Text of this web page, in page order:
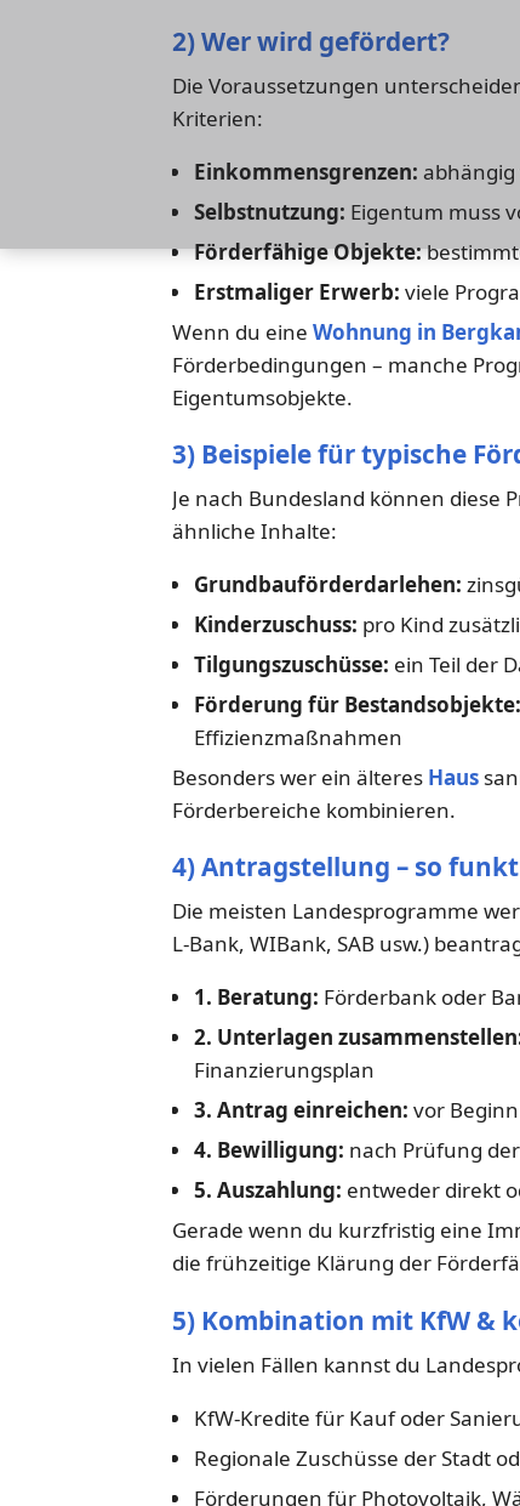
2) Wer wird gefördert?
Die Voraussetzungen
Kriterien:
Einkommensgrenzen: abhängig
Selbstnutzung: Eigentum muss
Förderfähige Objekte:
Erstmaliger Erwerb: viele
Wenn du eine Wohnung in
Förderbedingungen – manche
Eigentumsobjekte.
3) Beispiele für typische
Je nach Bundesland können
ähnliche Inhalte:
Grundbauförderdarlehen:
Kinderzuschuss: pro Kind
Tilgungszuschüsse: ein Teil der
Förderung für Bestandsobjekte:
Effizienzmaßnahmen
Besonders wer ein älteres Haus
Förderbereiche kombinieren.
4) Antragstellung – so
Die meisten Landesprogramme
L-Bank, WIBank, SAB usw.)
1. Beratung: Förderbank oder
2. Unterlagen
Finanzierungsplan
3. Antrag einreichen: vor
4. Bewilligung: nach Prüfung
5. Auszahlung: entweder direkt
Gerade wenn du kurzfristig eine
die frühzeitige Klärung der
5) Kombination mit KfW &
In vielen Fällen kannst du
KfW-Kredite für Kauf oder
Regionale Zuschüsse der Stadt
Förderungen für Photovoltaik,